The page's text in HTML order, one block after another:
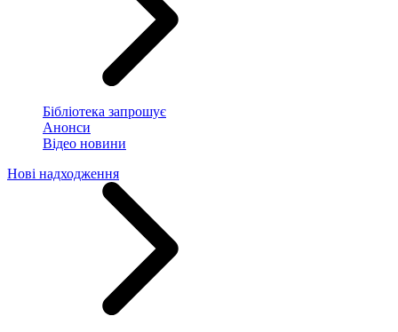
Бібліотека запрошує
Анонси
Відео новини
Нові надходження